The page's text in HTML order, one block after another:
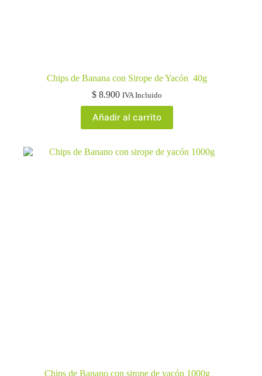
Chips de Banana con Sirope de Yacón 40g
$ 8.900 IVA Incluido
Añadir al carrito
Chips de Banano con sirope de yacón 1000g